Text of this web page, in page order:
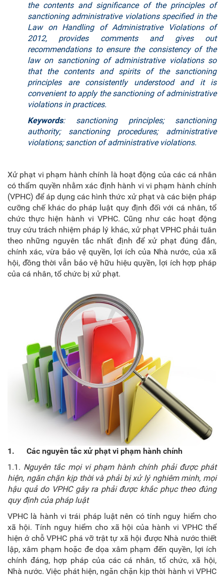
the contents and significance of the principles of
sanctioning administrative violations specified in the
Law on Handling of Administrative Violations of
2012, provides comments and gives out
recommendations to ensure the consistency of the
law on sanctioning of administrative violations so
that the contents and spirits of the sanctioning
principles are consistently understood and it is
convenient to apply the sanctioning of administrative
violations in practices.
Keywords: sanctioning principles; sanctioning
authority; sanctioning procedures; administrative
violations; sanction of administrative violations.
Xử phạt vi phạm hành chính là hoạt động của các cá nhân
có thẩm quyền nhằm xác định hành vi vi phạm hành chính
(VPHC) để áp dụng các hình thức xử phạt và các biện pháp
cưỡng chế khác do pháp luật quy định đối với cá nhân, tổ
chức thực hiện hành vi VPHC. Cũng như các hoạt động
truy cứu trách nhiệm pháp lý khác, xử phạt VPHC phải tuân
theo những nguyên tắc nhất định để xử phạt đúng đắn,
chính xác, vừa bảo vệ quyền, lợi ích của Nhà nước, của xã
hội, đồng thời vẫn bảo vệ hữu hiệu quyền, lợi ích hợp pháp
của cá nhân, tổ chức bị xử phạt.
1. Các nguyên tắc xử phạt vi phạm hành chính
1.1. Nguyên tắc mọi vi phạm hành chính phải được phát
hiện, ngăn chặn kịp thời và phải bị xử lýnghiêm minh, mọi
hậu quả do VPHC gây ra phải được khắc phục theo đúng
quy định của pháp luật
VPHC là hành vi trái pháp luật nên có tính nguy hiểm cho
xã hội. Tính nguy hiểm cho xã hội của hành vi VPHC thể
hiện ở chỗ VPHC phá vỡ trật tự xã hội được Nhà nước thiết
lập, xâm phạm hoặc đe dọa xâm phạm đến quyền, lợi ích
chính đáng, hợp pháp của các cá nhân, tổ chức, xã hội,
Nhà nước. Việc phát hiện, ngăn chặn kịp thời hành vi VPHC